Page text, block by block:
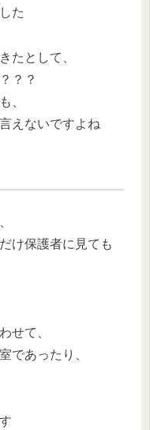
た
たとして、
？？
、
えないですよね
け保護者に見ても
せて、
であったり、